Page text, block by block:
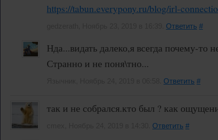
https://tabun.everypony.ru/blog/irl-
Ответить #
Нда...видать далеко,я всегда почему-то
Странно и не поня\тно...
Ответить #
так и не собрался.кто был ? как
Ответить #